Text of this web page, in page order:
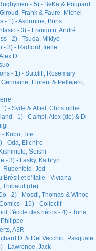
- 5) - BeKa & Poupard
Frank & Faure, Michel
- 1) - Akounine, Boris
- 3) - Franquin, André
- 2) - Tsuda, Mikiyo
- 3) - Radford, Irene
D.
- 1) - Sutcliff, Rosemary
Florent & Pellejero,
- Syde & Alliel, Christophe
- 1) - Campi, Alex (de) & Di
Kubo, Tite
- Oda, Eiichiro
Seishi
- 3) - Lasky, Kathryn
Rubenfeld, Jed
Brésil et d'Italie - Viviana
Thibaud (de)
- 2) - Mosdi, Thomas & Winoc
- 15) - Collectif
l'école des héros - 4) - Torta,
A3R
D. & Del Vecchio, Pasquale
- Lawrence, Jack